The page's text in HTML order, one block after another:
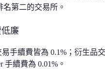
第二的交易所。
廉
手續費皆為 0.1%；衍生品
手續費為 0.01%。